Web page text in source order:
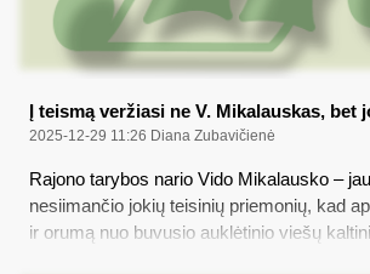
Į teismą veržiasi ne V. Mikalauskas, bet
2025-12-29 11:26 Diana Zubavičienė
Rajono tarybos nario Vido Mikalausko –
nesiimančio jokių teisinių priemonių, kad
ir orumą nuo buvusio auklėtinio viešų